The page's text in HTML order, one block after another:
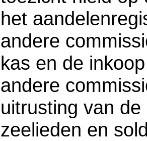
het
andere
kas en de
andere
uitrusting van
zeelieden en